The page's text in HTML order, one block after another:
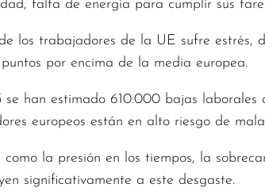
falta de energía para cumplir sus
los trabajadores de la UE sufre estrés,
puntos por encima de la media europea.
se han estimado 610.000 bajas
europeos están en alto riesgo de
como la presión en los tiempos, la
significativamente a este desgaste.